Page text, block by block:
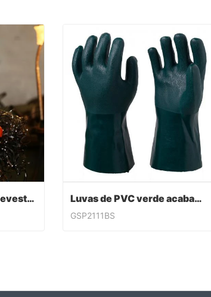
PVC Trabalho Luvas Revestidas Luvas de PVC verde acabamento arenoso
GSP2111BS